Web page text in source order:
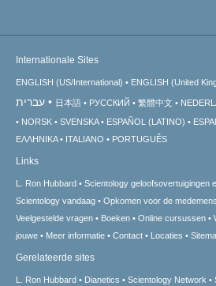
Internationale Sites
ENGLISH (US/International) ENGLISH (United
עברית 日本語 РУССКИЙ 繁體中文
NORSK
SVENSKA ESPAÑOL (LATINO)
ΕΛΛΗΝΙΚA
ITALIANO PORTUGUÊS
Links
L. Ron Hubbard Scientology geloofsovertuigingen
Scientology vandaag
Opkomen voor de medemens
Veelgestelde vragen
Boeken Online cursussen
jouwe
Meer informatie Contact Locaties
Gerelateerde sites
L. Ron Hubbard Dianetics Scientology Network